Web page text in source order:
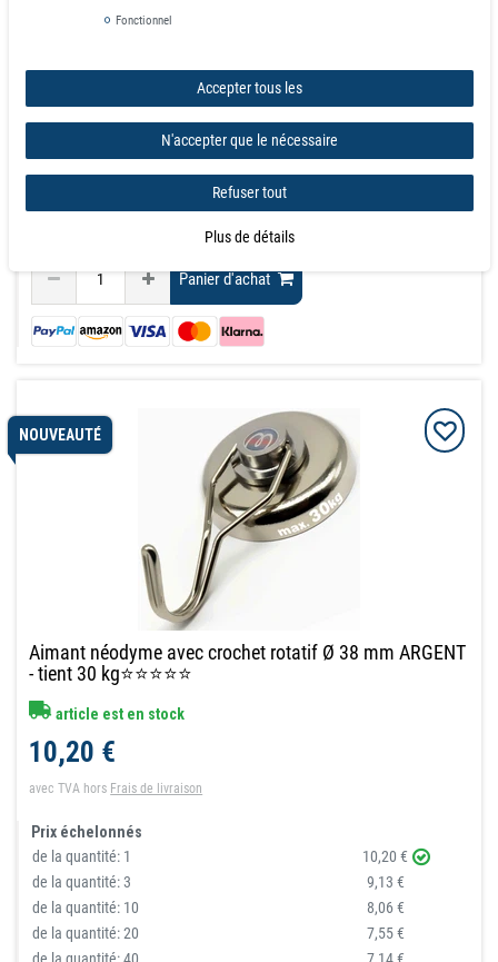
de la quantité:3
24,08 €
de la quantité:20
19,91 €
quantité min: 100
demande
Panier d'achat
NOUVEAUTÉ
Aimant néodyme avec crochet rotatif Ø 38 mm ARGENT
- tient 30 kg⭐⭐⭐⭐⭐
article est en stock
10,20 €
avec TVA hors Frais de livraison
Prix échelonnés
de la quantité: 1
10,20 €
de la quantité:3
9,13 €
de la quantité: 10
8,06 €
de la quantité:20
7,55 €
Fonctionnel
Accepter tous les
N'accepter que le nécessaire
Refuser tout
Plus de détails